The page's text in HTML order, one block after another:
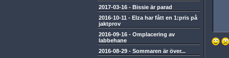
2017-03-16 - Bissie är parad
2016-10-11 - Elza har fått en 1:pris på
jaktprov
2016-09-16 - Omplacering av
labbehane
2016-08-29 - Sommaren är över...